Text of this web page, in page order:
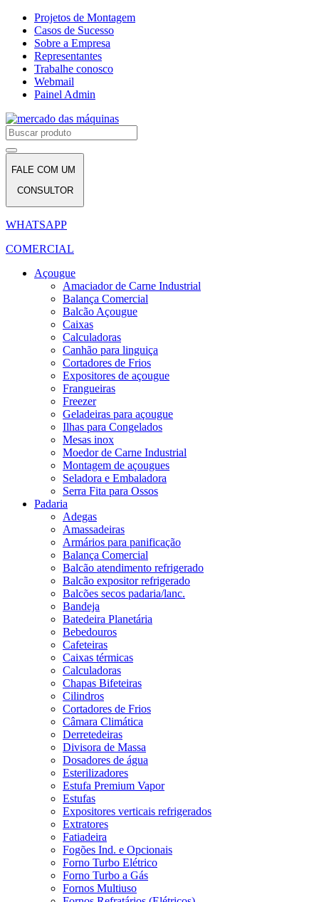
Projetos de Montagem
Casos de Sucesso
Sobre a Empresa
Representantes
Trabalhe conosco
Webmail
Painel Admin
FALE COM UM
CONSULTOR
WHATSAPP
COMERCIAL
Açougue
Amaciador de Carne Industrial
Balança Comercial
Balcão Açougue
Caixas
Calculadoras
Canhão para linguiça
Cortadores de Frios
Expositores de açougue
Frangueiras
Freezer
Geladeiras para açougue
Ilhas para Congelados
Mesas inox
Moedor de Carne Industrial
Montagem de açougues
Seladora e Embaladora
Serra Fita para Ossos
Padaria
Adegas
Amassadeiras
Armários para panificação
Balança Comercial
Balcão atendimento refrigerado
Balcão expositor refrigerado
Balcões secos padaria/lanc.
Bandeja
Batedeira Planetária
Bebedouros
Cafeteiras
Caixas térmicas
Calculadoras
Chapas Bifeteiras
Cilindros
Cortadores de Frios
Câmara Climática
Derretedeiras
Divisora de Massa
Dosadores de água
Esterilizadores
Estufa Premium Vapor
Estufas
Expositores verticais refrigerados
Extratores
Fatiadeira
Fogões Ind. e Opcionais
Forno Turbo Elétrico
Forno Turbo a Gás
Fornos Multiuso